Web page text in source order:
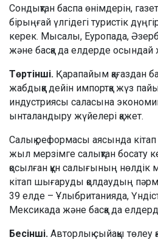
Сондықтан баспа өнімдерін,
бірыңғай үлгідегі туристік
керек. Мысалы, Еуропада,
және басқа да елдерде осындай
Төртінші. Қарапайым қағаздан
жабдыққа дейін импортқа жүз
индустриясы саласына
ынталандыру жүйелері қажет.
Салық реформасы аясында
жыл мерзімге салықтан босату
қосылған құн салығының нөлдік
кітап шығаруды қолдаудың
39 елде – Ұлыбританияда,
Мексикада және басқа да
Бесінші. Авторлық сыйақы төлеу